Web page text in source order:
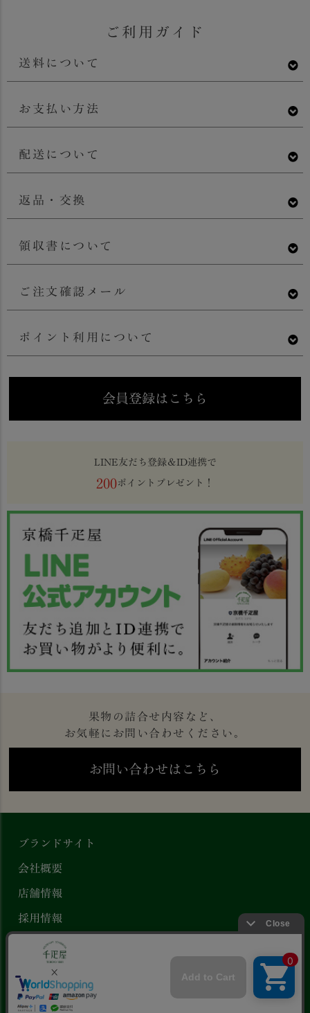
ご利用ガイド
送料について
お支払い方法
配送について
返品・交換
領収書について
ご注文確認メール
ポイント利用について
会員登録はこちら
LINE友だち登録＆ID連携で
200ポイントプレゼント！
果物の詰合せ内容など、
お気軽にお問い合わせください。
お問い合わせはこちら
ブランドサイト
会社概要
店舗情報
採用情報
プライバシーポリシー
特定商取引法に基づく表示
Copyright ©